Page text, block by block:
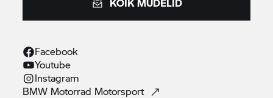
Facebook
Youtube
Instagram
BMW Motorrad Motorsport